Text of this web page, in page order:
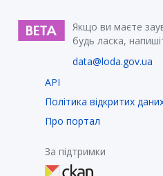
Якщо ви маєте
будь ласка,
data@loda.gov.ua
API
Політика відкритих
Про портал
За підтримки